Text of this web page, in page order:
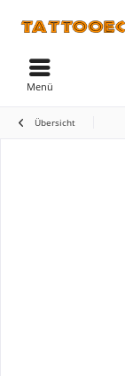
Menü
Übersicht